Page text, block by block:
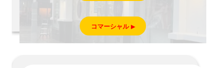
コマーシャル